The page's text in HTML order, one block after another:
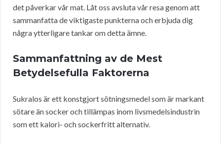
det påverkar vår mat. Låt oss avsluta vår resa genom att
sammanfatta de viktigaste punkterna och erbjuda dig
några ytterligare tankar om detta ämne.
Sammanfattning av de Mest
Betydelsefulla Faktorerna
Sukralos är ett konstgjort sötningsmedel som är markant
sötare än socker och tillämpas inom livsmedelsindustrin
som ett kalori- och sockerfritt alternativ.